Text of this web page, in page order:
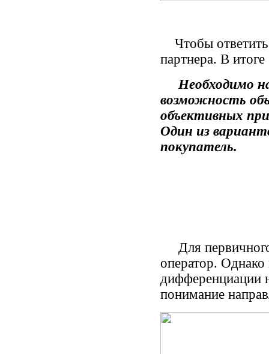
Чтобы ответить
партнера. В
Необходимо
возможность
объективных
Один из
покупатель.
Для
оператор. Однако
дифференциации
понимание